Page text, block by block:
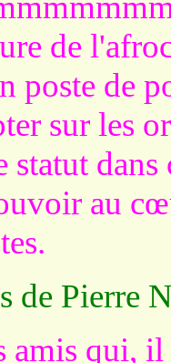
de
poste de
sur les
statut
au
de Pierre
amis qui,